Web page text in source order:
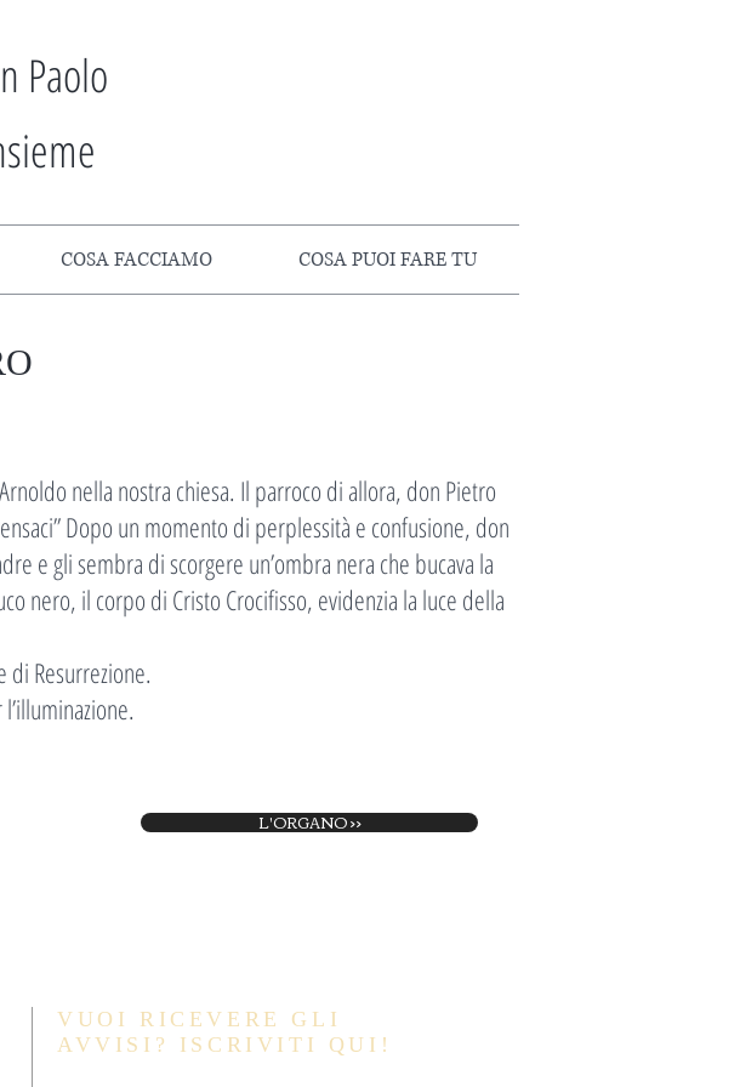
COSA FACCIAMO COSA PUOI FARE TU
nella nostra chiesa. Il parroco di allora, don Pietro
Dopo un momento di perplessità e confusione, don
e gli sembra di scorgere un’ombra nera che bucava la
nero, il corpo di Cristo Crocifisso, evidenzia la luce della
Resurrezione.
L'ORGANO >>
VUOI RICEVERE GLI
AVVISI? ISCRIVITI QUI!